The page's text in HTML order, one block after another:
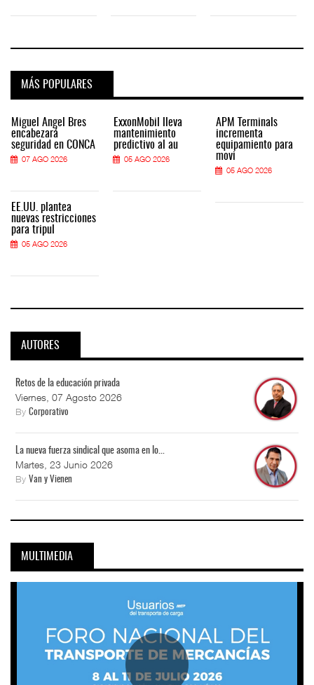
MÁS POPULARES
Miguel Ángel Bres
encabezará
seguridad en CONCA
07 AGO 2026
EE.UU. plantea
nuevas restricciones
para tripul
05 AGO 2026
ExxonMobil lleva
mantenimiento
predictivo al au
05 AGO 2026
APM Terminals
incrementa
equipamiento para
movi
05 AGO 2026
AUTORES
Retos de la educación privada
Viernes, 07 Agosto 2026
By Corporativo
La nueva fuerza sindical que asoma en lo...
Martes, 23 Junio 2026
By Van y Vienen
MULTIMEDIA